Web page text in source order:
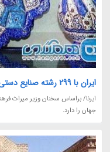
ایران با 299 رشته صنایع دستی رتبه نخست جهان را دارد
جهان را دارد.